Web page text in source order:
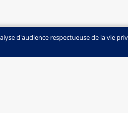
d'audience respectueuse de la vie